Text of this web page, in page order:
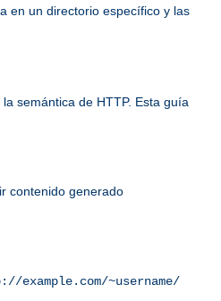
en un directorio específico y las
semántica de HTTP. Esta guía
contenido generado
example.com/~username/